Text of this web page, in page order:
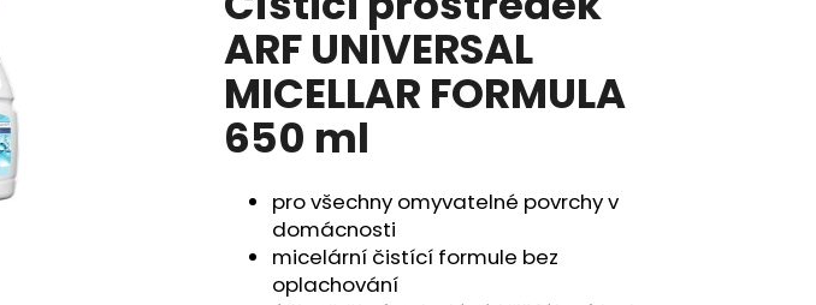
je
0,0
z
5
hviezdičiek.
ARF UNIVERSAL
MICELLAR FORMULA
650 ml
pro všechny omyvatelné povrchy v
domácnosti
micelární čistící formule bez
oplachování